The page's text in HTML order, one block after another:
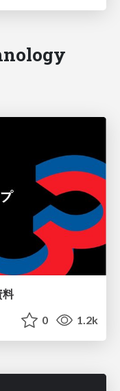
料
0 1.2k